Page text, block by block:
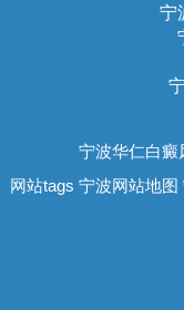
宁
宁波华仁白癜
网站tags 宁波网站地图